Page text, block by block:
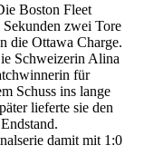
Boston Fleet
zwei Tore
die Ottawa Charge.
Schweizerin Alina
für
Schuss ins lange
lieferte sie den
damit mit 1:0